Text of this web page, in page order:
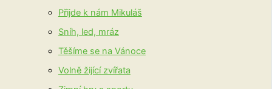
Přijde k nám Mikuláš
Sníh, led, mráz
Těšíme se na Vánoce
Volně žijící zvířata